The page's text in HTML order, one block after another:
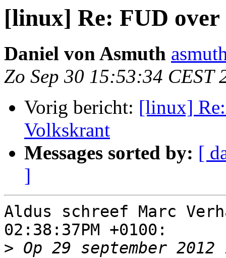
[linux] Re: FUD over
Daniel von Asmuth
Zo Sep 30 15:53:34 CEST
Vorig bericht: [linux]
Volkskrant
Messages sorted by: [
]
Aldus schreef Marc
02:38:37PM +0100:
> Op 29 september